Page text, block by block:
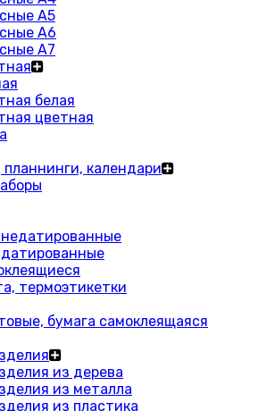
A5
A6
A7
белая
цветная
календари
термоэтикетки
бумага самоклеящаяся
из дерева
из металла
из пластика